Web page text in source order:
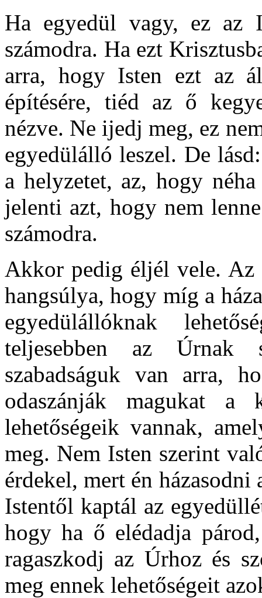
Ha egyedül vagy, ez az
számodra. Ha ezt
arra, hogy Isten ezt az
építésére, tiéd az ő
nézve. Ne ijedj meg, ez
egyedülálló leszel. De
a helyzetet, az, hogy
jelenti azt, hogy nem
számodra.
Akkor pedig éljél vele. Az
hangsúlya, hogy míg a
egyedülállóknak
teljesebben az Úrnak
szabadságuk van arra,
odaszánják magukat a
lehetőségeik vannak,
meg. Nem Isten szerint
érdekel, mert én
Istentől kaptál az
hogy ha ő elédadja
ragaszkodj az Úrhoz és
meg ennek lehetőségeit